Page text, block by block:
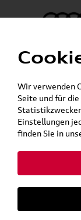
Menü
24h-Pannenhilfe:
Öffnet in 20
Verkauf:Mo. - Fr.
Service:Mo. - Fr.
Zurück zur
Wir verwenden
Seite und für
Einstellungen
finden Sie in